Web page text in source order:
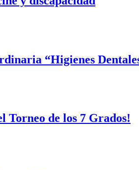
“Higienes
Torneo de los 7 Grados!